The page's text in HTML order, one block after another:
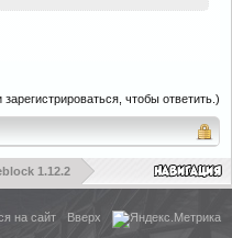
чтобы ответить.)
1.12.2
на сайт Вверх